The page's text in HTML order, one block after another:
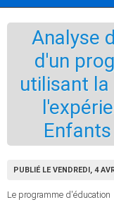
Analyse
d'un
utilisant la
PUBLIÉ LE VENDREDI, 4
Le programme d'éducation